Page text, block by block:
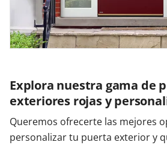
Explora nuestra gama de
exteriores rojas y
Queremos ofrecerte las mejores
personalizar tu puerta exterior y